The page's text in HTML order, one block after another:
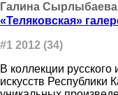
Галина Сырлыбаева
«Теляковская»
#1 2012 (34)
В коллекции русского
искусств Республики